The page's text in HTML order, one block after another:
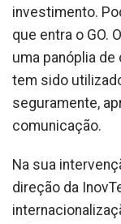
investimento.
que entra o GO.
uma panóplia
tem sido
seguramente,
comunicação.
Na sua
direção da